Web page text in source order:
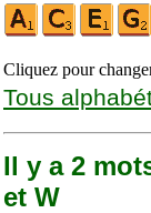
Cliquez pour
Tous
Il y a 2
et W